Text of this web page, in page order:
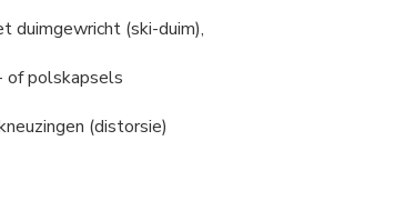
duimgewricht (ski-duim),
of polskapsels
(distorsie)